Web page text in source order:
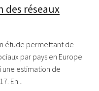
des réseaux
étude permettant de
par pays en Europe
une estimation de
En...